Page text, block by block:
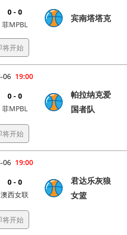
0 - 0
菲MPBL
宾南塔塔克
将开始
19:00
06
0 - 0
菲MPBL
帕拉纳克爱
国者队
将开始
19:00
06
0 - 0
澳西女联
君达乐灰狼
女篮
将开始